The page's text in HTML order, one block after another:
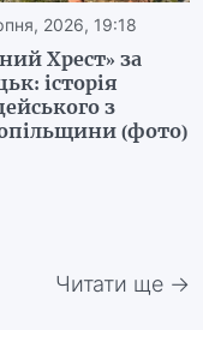
2026, 19:18
Хрест» за
історія
з
(фото)
Читати ще →